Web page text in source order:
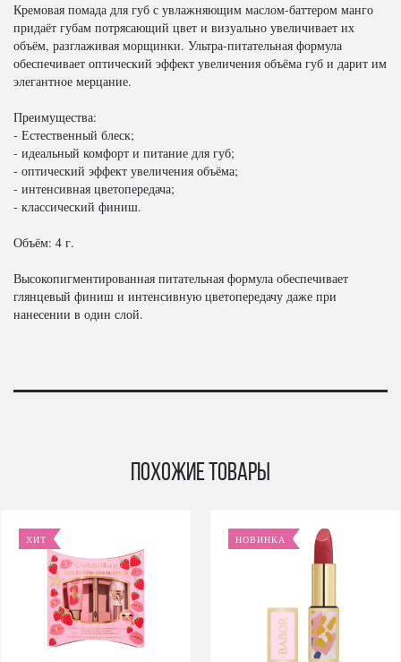
Кремовая помада для губ с увлажняющим маслом-баттером манго
придаёт губам потрясающий цвет и визуально увеличивает их
объём, разглаживая морщинки. Ультра-питательная формула
обеспечивает оптический эффект увеличения объёма губ и дарит им
элегантное мерцание.
Преимущества:
- Естественный блеск;
- идеальный комфорт и питание для губ;
- оптический эффект увеличения объёма;
- интенсивная цветопередача;
- классический финиш.
Объём: 4 г.
Высокопигментированная питательная формула обеспечивает
глянцевый финиш и интенсивную цветопередачу даже при
нанесении в один слой.
Похожие товары
ХИТ НОВИНКА